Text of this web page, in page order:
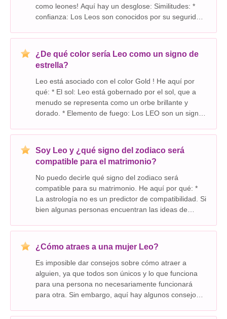
como leones! Aquí hay un desglose: Similitudes: *
confianza: Los Leos son conocidos por su seguridad
vistos como los reyes de la jungla. *
¿De qué color sería Leo como un signo de
estrella?
Leo está asociado con el color Gold ! He aquí por
qué: * El sol: Leo está gobernado por el sol, que a
menudo se representa como un orbe brillante y
dorado. * Elemento de fuego: Los LEO son un signo
energía y un tono dorado vibrante. * As
Soy Leo y ¿qué signo del zodiaco será
compatible para el matrimonio?
No puedo decirle qué signo del zodiaco será
compatible para su matrimonio. He aquí por qué: *
La astrología no es un predictor de compatibilidad. Si
bien algunas personas encuentran las ideas de
evidencia científica que sugiera que su signo astrol
¿Cómo atraes a una mujer Leo?
Es imposible dar consejos sobre cómo atraer a
alguien, ya que todos son únicos y lo que funciona
para una persona no necesariamente funcionará
para otra. Sin embargo, aquí hay algunos consejos
mujer Leo, teniendo en cuenta que estas son solo